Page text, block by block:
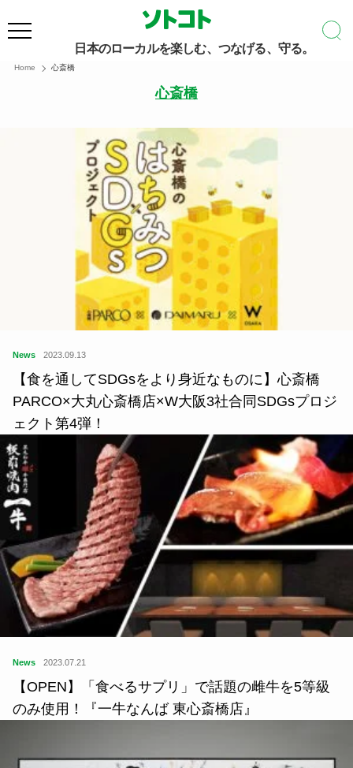
日本のローカルを楽しむ、つなげる、守る。
Home 心斎橋
心斎橋
News 2023.09.13
【食を通してSDGsをより身近なものに】心斎橋
PARCO×大丸心斎橋店×W大阪3社合同SDGsプロジ
ェクト第4弾！
News 2023.07.21
【OPEN】「食べるサプリ」で話題の雌牛を5等級
のみ使用！『一牛なんば 東心斎橋店』